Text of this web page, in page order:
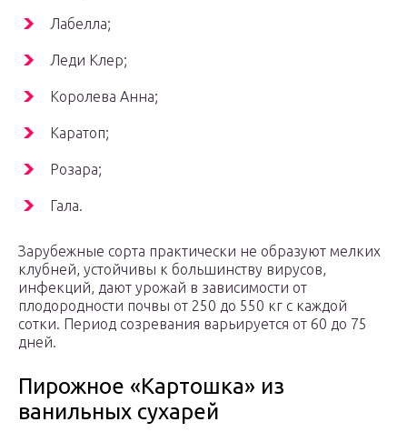
Лабелла;
Леди Клер;
Королева Анна;
Каратоп;
Розара;
Гала.
Зарубежные сорта практически не образуют мелких
клубней, устойчивы к большинству вирусов,
инфекций, дают урожай в зависимости от
плодородности почвы от 250 до 550 кг с каждой
сотки. Период созревания варьируется от 60 до 75
дней.
Пирожное «Картошка» из
ванильных сухарей